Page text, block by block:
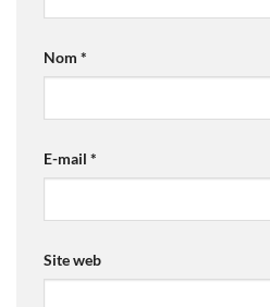
Nom *
E-mail *
Site web